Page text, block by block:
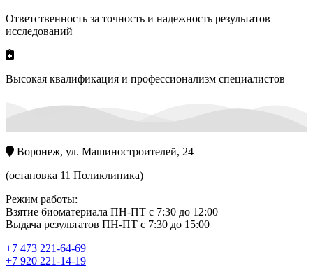
Ответственность за точность и надежность результатов
исследований
Высокая квалификация и профессионализм специалистов
Воронеж, ул. Машиностроителей, 24
(остановка 11 Поликлиника)
Режим работы:
Взятие биоматериала ПН-ПТ с 7:30 до 12:00
Выдача результатов ПН-ПТ с 7:30 до 15:00
+7 473 221-64-69
+7 920 221-14-19